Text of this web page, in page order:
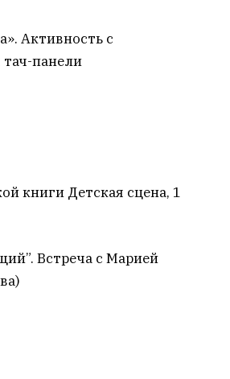
Активность с
панели
книги Детская сцена, 1
Встреча с Марией